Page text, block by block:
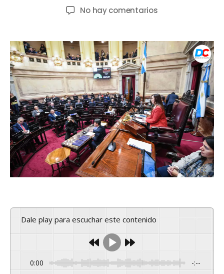
No hay comentarios
Dale play para escuchar este contenido
0:00 -:--